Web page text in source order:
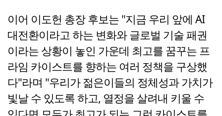
이어 이도헌 총장 후보는 "지금 우리 앞에 AI
대전환이라고 하는 변화와 글로벌 기술 패권
이라는 상황이 놓인 가운데 최고를 꿈꾸는 프
라임 카이스트를 향하는 여러 정책을 구상했
다"라며 "우리가 젊은이들의 정체성과 가치가
빛날 수 있도록 하고, 열정을 살려내 키울 수